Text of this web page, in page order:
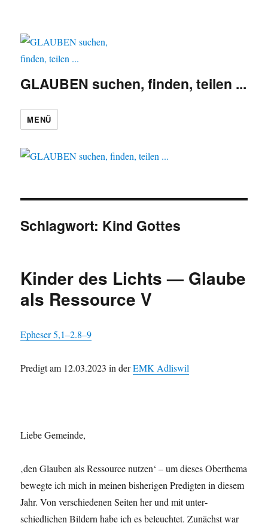
GLAUBEN suchen, finden, teilen ...
MENÜ
Schlagwort: Kind Gottes
Kinder des Lichts — Glaube
als Ressource V
Eph­eser 5,1–2.8–9
Predigt am 12.03.2023 in derEMK Adliswil
Liebe Gemeinde,
‚den Glauben als Ressource nutzen‘ – um dieses Oberthe­ma
bewegte ich mich in meinen bish­eri­gen Predigten in diesem
Jahr. Von ver­schiede­nen Seit­en her und mit unter­
schiedlichen Bildern habe ich es beleuchtet. Zunächst war